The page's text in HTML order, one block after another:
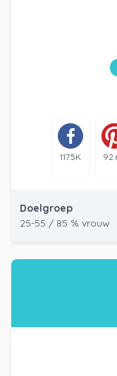
117.5K
Doelgroep
25-55 / 85 % vrouw